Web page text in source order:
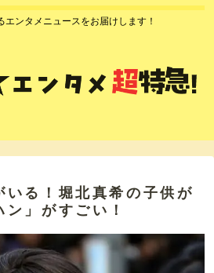
エンタメニュースをお届けします！
いる！堀北真希の子供が
」がすごい！